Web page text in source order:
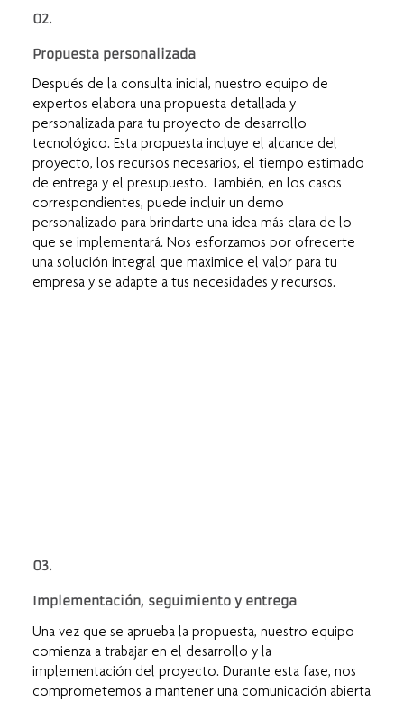
03.
Implementación, seguimiento y entrega
Una vez que se aprueba la propuesta, nuestro equipo
comienza a trabajar en el desarrollo y la
implementación del proyecto. Durante esta fase, nos
comprometemos a mantener una comunicación abierta
02.
Propuesta personalizada
Después de la consulta inicial, nuestro equipo de
expertos elabora una propuesta detallada y
personalizada para tu proyecto de desarrollo
tecnológico. Esta propuesta incluye el alcance del
proyecto, los recursos necesarios, el tiempo estimado
de entrega y el presupuesto. También, en los casos
correspondientes, puede incluir un demo
personalizado para brindarte una idea más clara de lo
que se implementará. Nos esforzamos por ofrecerte
una solución integral que maximice el valor para tu
empresa y se adapte a tus necesidades y recursos.